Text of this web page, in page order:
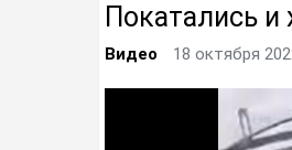
Покатались и
Видео 18 октября